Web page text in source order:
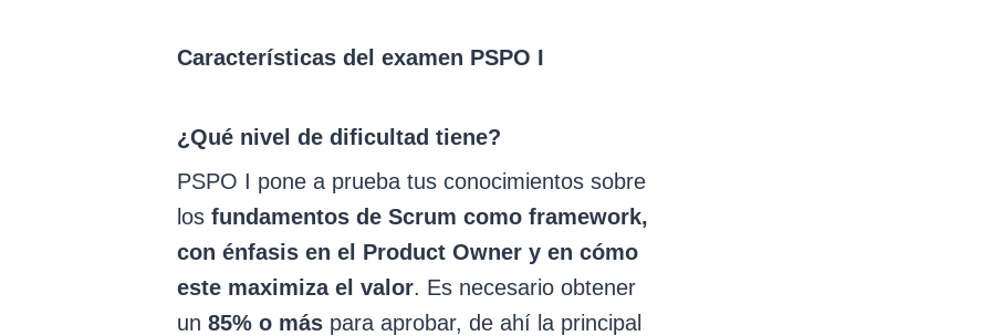
Características del examen PSPO I
¿Qué nivel de dificultad tiene?
PSPO I pone a prueba tus conocimientos sobre
los fundamentos de Scrum como framework,
con énfasis en el Product Owner y en cómo
este maximiza el valor. Es necesario obtener
un 85% o más para aprobar, de ahí la principal